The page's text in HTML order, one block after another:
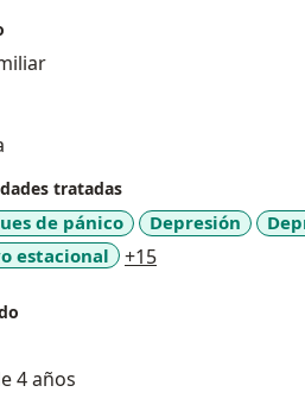
tratadas
de pánico Depresión
estacional
+15
4 años